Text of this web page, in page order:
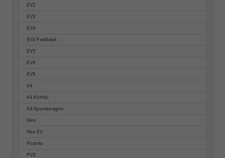
EV2
EV3
EV4
EV4 Fastback
EV5
EV6
EV9
K4
K4 Kombi
K4 Sportswagon
Niro
Niro EV
Picanto
PV5